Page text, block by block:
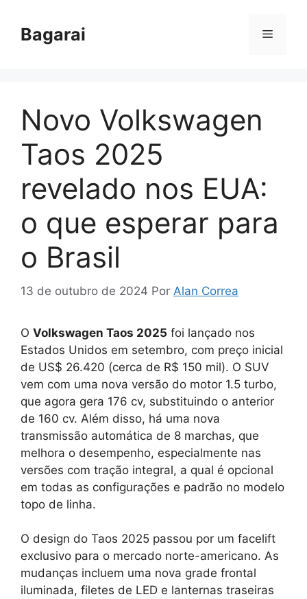
paraBagarai Menu
Novo Volkswagen
Taos 2025
revelado nos EUA:
o que esperar para
o Brasil
13 de outubro de 2024 Por Alan Correa
O Volkswagen Taos 2025 foi lançado nos
Estados Unidos em setembro, com preço inicial
de US$ 26.420 (cerca de R$ 150 mil). O SUV
vem com uma nova versão do motor 1.5 turbo,
que agora gera 176 cv, substituindo o anterior
de 160 cv. Além disso, há uma nova
transmissão automática de 8 marchas, que
melhora o desempenho, especialmente nas
versões com tração integral, a qual é opcional
em todas as configurações e padrão no modelo
topo de linha.
O design do Taos 2025 passou por um facelift
exclusivo para o mercado norte-americano. As
mudanças incluem uma nova grade frontal
iluminada, filetes de LED e lanternas traseiras